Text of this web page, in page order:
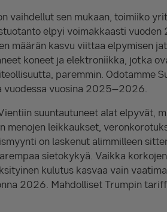
vaihdellut sen mukaan, toimiiko
elpyi voimakkaasti
määrän kasvu viittaa elpymisen
koneet ja elektroniikka, jotka
paremmin. Odotamme
vuodessa vuosina 2025–2026.
suuntautuneet alat elpyvät,
menojen leikkaukset,
on laskenut alimmilleen
sietokykyä. Vaikka
kulutus kasvaa vain
2026. Mahdolliset Trumpin